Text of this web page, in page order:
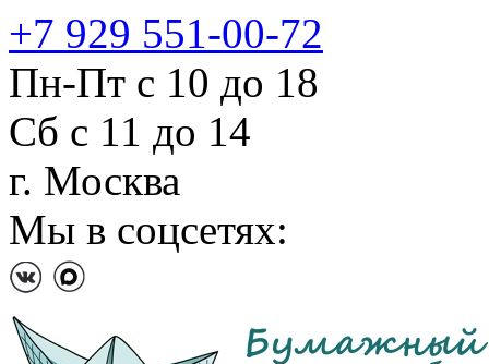
+7 929 551-00-72
Пн-Пт с 10 до 18
Сб с 11 до 14
г. Москва
Мы в соцсетях: